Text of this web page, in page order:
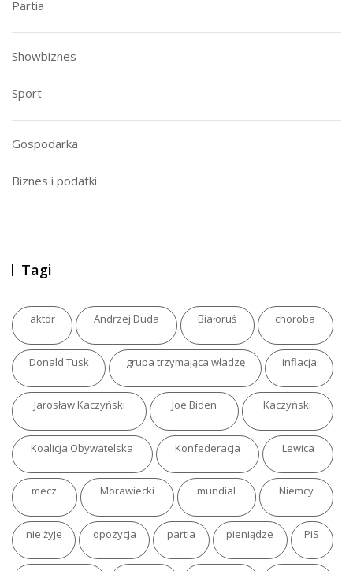
Partia
Showbiznes
Sport
Gospodarka
Biznes i podatki
.
Tagi
aktor Andrzej Duda Białoruś choroba
Donald Tusk grupa trzymająca władzę inflacja
Jarosław Kaczyński Joe Biden Kaczyński
Koalicja Obywatelska Konfederacja Lewica
mecz Morawiecki mundial Niemcy
nie żyje opozycja partia pieniądze PiS